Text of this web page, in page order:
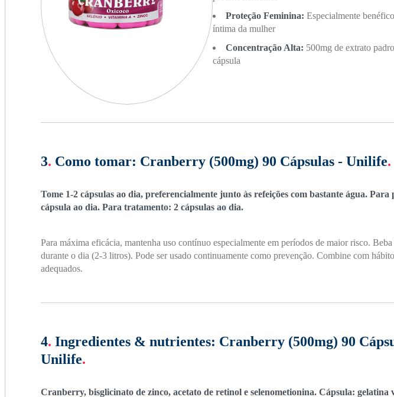
Proteção Feminina: Especialmente
íntima da mulher
Concentração Alta: 500mg de extrato
cápsula
3. Como tomar: Cranberry (500mg) 90 Cápsulas - Unilife.
Tome 1-2 cápsulas ao dia, preferencialmente junto às refeições com bastante água. Para
cápsula ao dia. Para tratamento: 2 cápsulas ao dia.
Para máxima eficácia, mantenha uso contínuo especialmente em períodos de maior risco. Beba
durante o dia (2-3 litros). Pode ser usado continuamente como prevenção. Combine com
adequados.
4. Ingredientes & nutrientes: Cranberry (500mg) 90
Unilife.
Cranberry, bisglicinato de zinco, acetato de retinol e selenometionina. Cápsula: gelatina